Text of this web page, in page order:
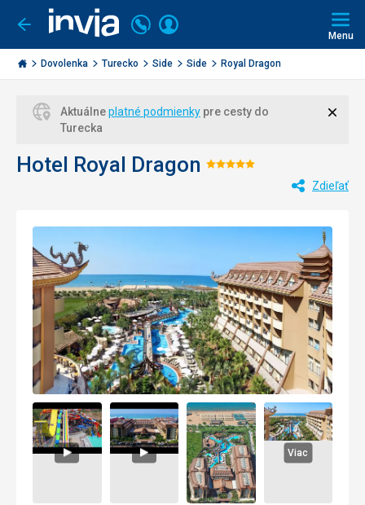
Ísť
späť
Invia.sk
Volajte
+421
2
3221
Prihlásiť
Menu
Dovolenka Turecko Side Side Royal Dragon
Aktuálneplatné podmienky pre cesty do
Turecka
Hotel Royal Dragon Hodnotenie:
Zdieľať
Viac